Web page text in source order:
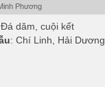
Phương
dăm, cuội kết
: Chí Linh, Hải Dương